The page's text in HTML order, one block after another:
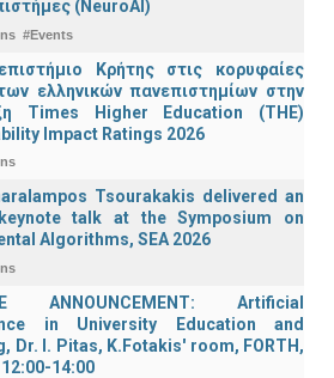
(NeuroAI)
#Events
Κρήτης στις κορυφαίες
ελληνικών πανεπιστημίων στην
Times Higher Education (ΤΗΕ)
Impact Ratings 2026
Tsourakakis delivered an
talk at the Symposium on
Algorithms, SEA 2026
ANNOUNCEMENT: Artificial
in University Education and
Dr. I. Pitas, K.Fotakis' room, FORTH,
14:00